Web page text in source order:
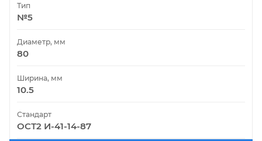
Тип
№5
Диаметр, мм
80
Ширина, мм
10.5
Стандарт
ОСТ2 И-41-14-87